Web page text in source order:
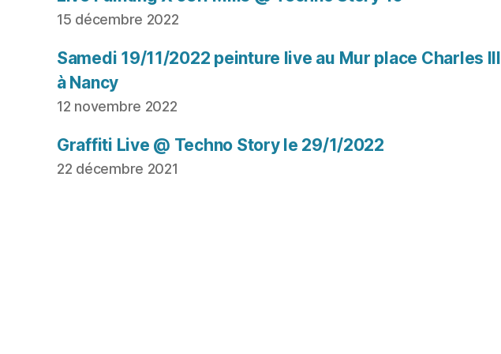
15 décembre 2022
Samedi 19/11/2022 peinture live au Mur place Charles III
à Nancy
12 novembre 2022
Graffiti Live @ Techno Story le 29/1/2022
22 décembre 2021